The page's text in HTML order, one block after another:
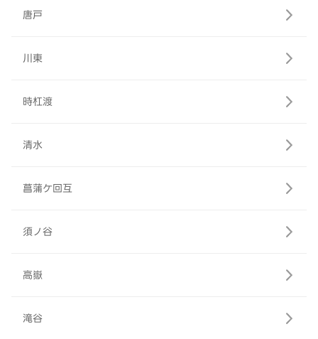
唐戸
川東
時杠渡
清水
菖蒲ケ回互
須ノ谷
高嶽
滝谷